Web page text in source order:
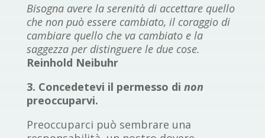
Bisogna avere la serenità di accettare quello
che non può essere cambiato, il coraggio di
cambiare quello che va cambiato e la
saggezza per distinguere le due cose.
Reinhold Neibuhr
3. Concedetevi il permesso di non
preoccuparvi.
Preoccuparci può sembrare una